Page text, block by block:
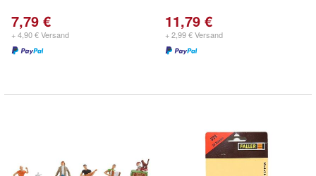
7,79 €
+ 4,90 € Versand
11,79 €
+ 2,99 € Versand